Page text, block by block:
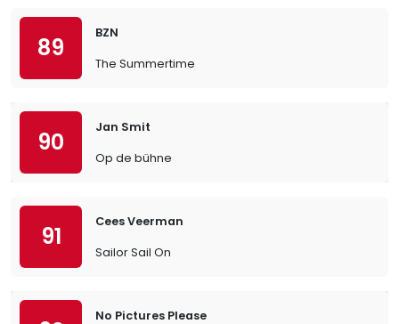
89
BZN
The Summertime
90
Jan Smit
Op de bühne
91
Cees Veerman
Sailor Sail On
No Pictures Please